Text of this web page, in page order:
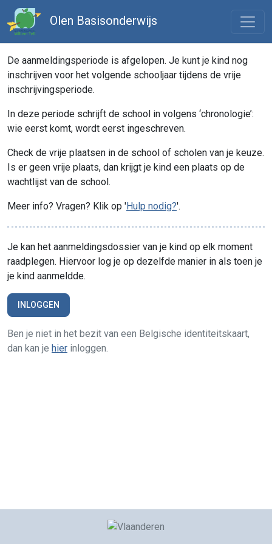
Olen Basisonderwijs
De aanmeldingsperiode is afgelopen. Je kunt je kind nog
inschrijven voor het volgende schooljaar tijdens de vrije
inschrijvingsperiode.
In deze periode schrijft de school in volgens ‘chronologie’:
wie eerst komt, wordt eerst ingeschreven.
Check de vrije plaatsen in de school of scholen van je keuze.
Is er geen vrije plaats, dan krijgt je kind een plaats op de
wachtlijst van de school.
Meer info? Vragen? Klik op 'Hulp nodig?'.
Je kan het aanmeldingsdossier van je kind op elk moment
raadplegen. Hiervoor log je op dezelfde manier in als toen je
je kind aanmeldde.
INLOGGEN
Ben je niet in het bezit van een Belgische identiteitskaart,
dan kan je hier inloggen.